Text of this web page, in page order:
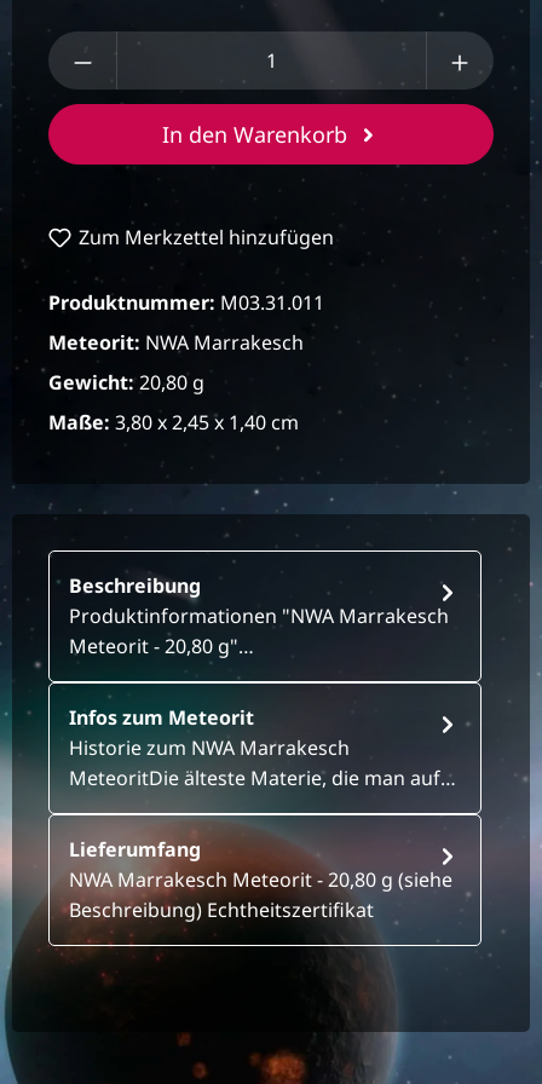
Produkt Anzahl: Gib den gewünschten
In den Warenkorb
Zum Merkzettel hinzufügen
Produktnummer: M03.31.011
Meteorit: NWA Marrakesch
Gewicht: 20,80 g
Maße: 3,80 x 2,45 x 1,40 cm
Beschreibung
Produktinformationen "NWA Marrakesch
Meteorit - 20,80 g"…
Infos zum Meteorit
Historie zum NWA Marrakesch
MeteoritDie älteste Materie, die man auf…
Lieferumfang
NWA Marrakesch Meteorit - 20,80 g (siehe
Beschreibung) Echtheitszertifikat